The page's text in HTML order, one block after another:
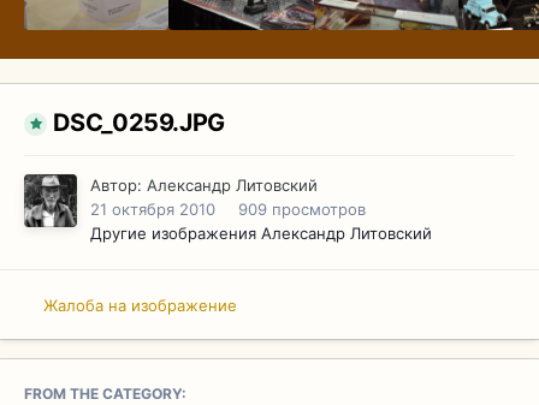
DSC_0259.JPG
Автор: Александр Литовский
21 октября 2010
909 просмотров
Другие изображения Александр Литовский
Жалоба на изображение
FROM THE CATEGORY: